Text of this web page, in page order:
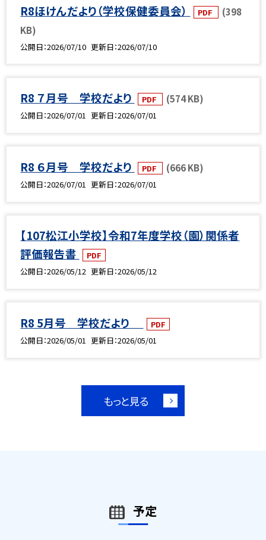
R8ほけんだより（学校保健委員会） PDF
(398
KB)
公開日 2026/07/10 更新日 2026/07/10
R8 ７月号 学校だより PDF (574 KB)
公開日 2026/07/01 更新日 2026/07/01
R8 ６月号 学校だより PDF (666 KB)
公開日 2026/07/01 更新日 2026/07/01
【107松江小学校】令和7年度学校（園）関係者
評価報告書
PDF
公開日 2026/05/12 更新日 2026/05/12
R8 5月号 学校だより
PDF
公開日 2026/05/01 更新日 2026/05/01
もっと見る
予定